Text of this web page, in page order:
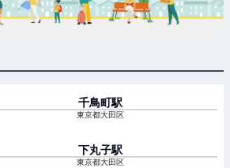
千鳥町駅
東京都大田区
下丸子駅
東京都大田区